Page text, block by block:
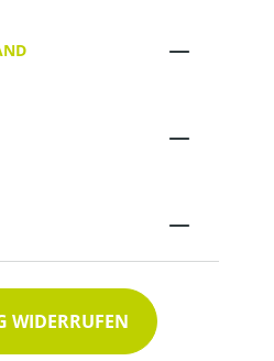
WIDERRUFEN